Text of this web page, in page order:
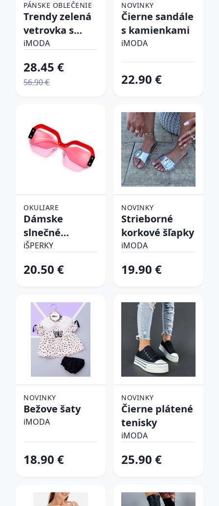
PÁNSKE OBLEČENIE
Trendy zelená
vetrovka s
kapucňou
iMODA
28.45 €
56.90 €
NOVINKY
Čierne sandále
s kamienkami
iMODA
22.90 €
OKULIARE
Dámske
slnečné
okuliare
iŠPERKY
20.50 €
NOVINKY
Strieborné
korkové šľapky
iMODA
19.90 €
NOVINKY
Bežove šaty
iMODA
18.90 €
NOVINKY
Čierne plátené
tenisky
iMODA
25.90 €